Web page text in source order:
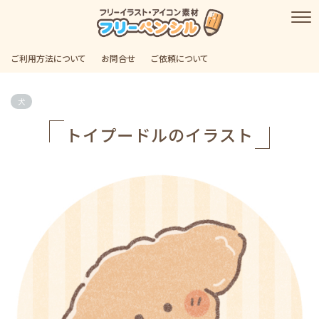
ご利用方法について お問合せ ご依頼について
犬
トイプードルのイラスト